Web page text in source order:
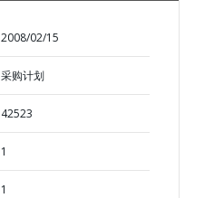
2008/02/15
采购计划
42523
1
1